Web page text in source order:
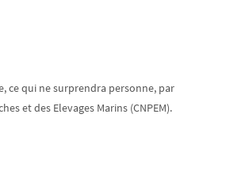
ce qui ne surprendra personne, par
et des Elevages Marins (CNPEM).